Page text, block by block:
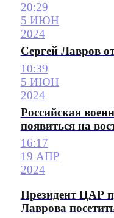
20:29
5 ИЮН
2024
Сергей Лавров
10:39
5 ИЮН
2024
Российская
появиться на
16:17
19 АПР
2024
Президент ЦАР
Лаврова